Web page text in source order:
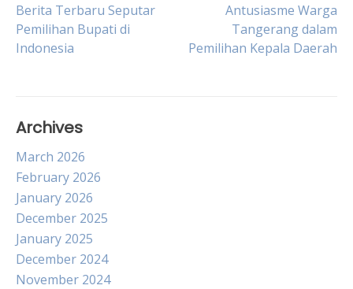
Post
navigation
Berita Terbaru Seputar
Pemilihan Bupati di
Indonesia
Antusiasme Warga
Tangerang dalam
Pemilihan Kepala Daerah
Archives
March 2026
February 2026
January 2026
December 2025
January 2025
December 2024
November 2024